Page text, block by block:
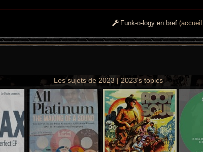
Funk-o-logy en bref
Les sujets de 2023 | 2023's topics